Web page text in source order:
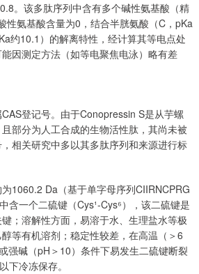
。该多肽序列中含有多个碱性氨基酸（精
性氨基酸含量为0，结合半胱氨酸（C，pKa
约10.1）的解离特性，经计算其等电点处
因测定方法（如等电聚焦电泳）略有差
登记号。由于Conopressin S是从芋螺
部分为人工合成的生物活性肽，其尚未被
相关研究中多以其多肽序列和来源进行标
1060.2 Da（基于单字母序列CIIRNCPRG
含一个二硫键（Cys¹-Cys⁶），该二硫键是
；溶解性方面，易溶于水、生理盐水等极
等有机溶剂；稳定性较差，在高温（＞6
碱（pH＞10）条件下易发生二硫键断裂
冷冻保存。